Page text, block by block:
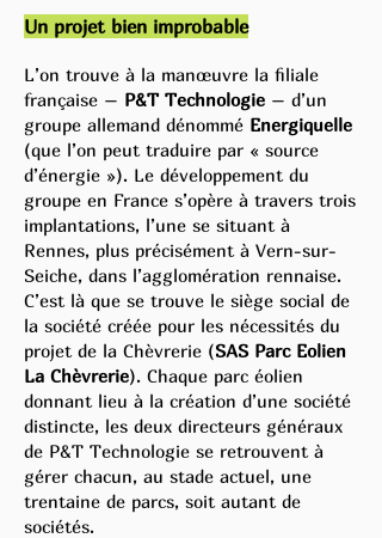
Un projet bien improbable
L’on trouve à la manœuvre la filiale
française – P&T Technologie – d’un
groupe allemand dénommé Energiquelle
(que l’on peut traduire par « source
d’énergie »). Le développement du
groupe en France s’opère à travers trois
implantations, l’une se situant à
Rennes, plus précisément à Vern-sur-
Seiche, dans l’agglomération rennaise.
C’est là que se trouve le siège social de
la société créée pour les nécessités du
projet de la Chèvrerie (SAS Parc Eolien
La Chèvrerie). Chaque parc éolien
donnant lieu à la création d’une société
distincte, les deux directeurs généraux
de P&T Technologie se retrouvent à
gérer chacun, au stade actuel, une
trentaine de parcs, soit autant de
sociétés.